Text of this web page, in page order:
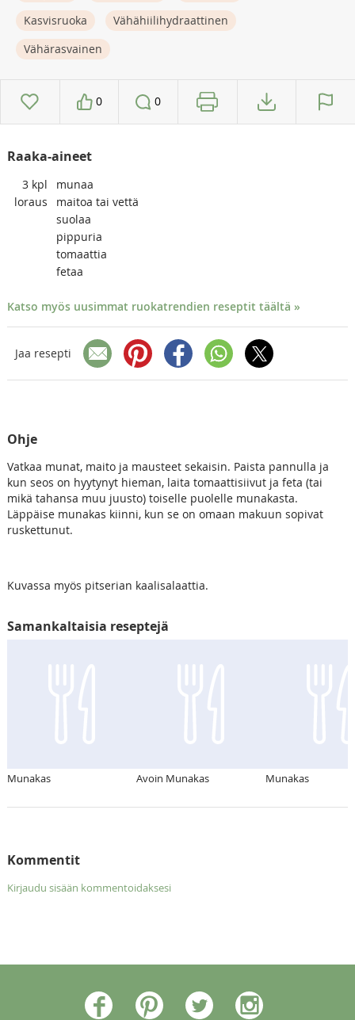
Kasvisruoka
Vähähiilihydraattinen
Vähärasvainen
0 0
Raaka-aineet
3 kpl
munaa
loraus
maitoa tai vettä
suolaa
pippuria
tomaattia
fetaa
Katso myös uusimmat ruokatrendien reseptit täältä »
Jaa resepti
Ohje
Vatkaa munat, maito ja mausteet sekaisin. Paista pannulla ja
kun seos on hyytynyt hieman, laita tomaattisiivut ja feta (tai
mikä tahansa muu juusto) toiselle puolelle munakasta.
Läppäise munakas kiinni, kun se on omaan makuun sopivat
ruskettunut.
Kuvassa myös pitserian kaalisalaattia.
Samankaltaisia reseptejä
Munakas Avoin Munakas Munakas
Kommentit
Kirjaudu sisään kommentoidaksesi